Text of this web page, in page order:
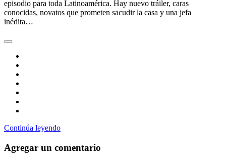
episodio para toda Latinoamérica. Hay nuevo tráiler, caras
conocidas, novatos que prometen sacudir la casa y una jefa
inédita…
Continúa leyendo
Agregar un comentario